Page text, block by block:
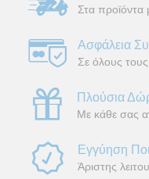
Στα
Ασφάλεια
Σε όλους
Πλούσια
Με κάθε σας
Εγγύηση
Άριστης